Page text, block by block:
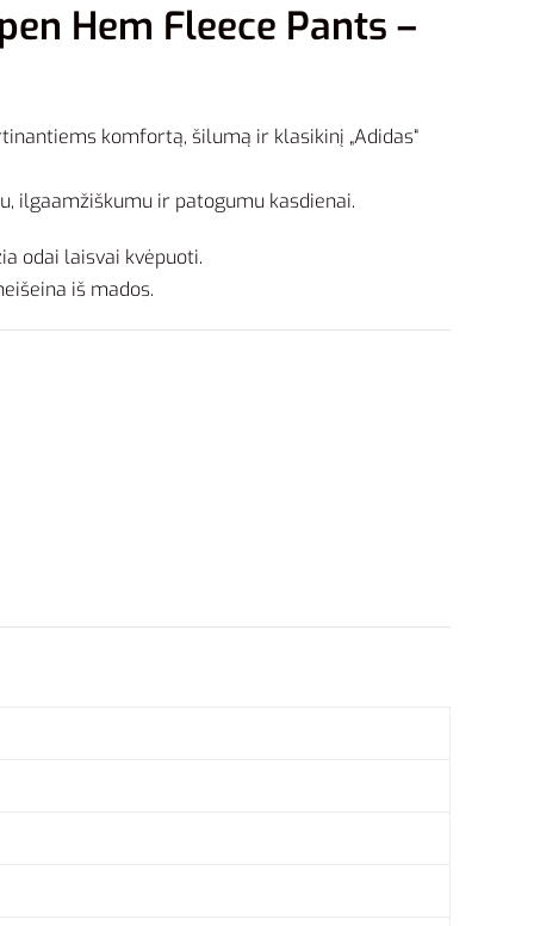
Hem Fleece Pants –
komfortą, šilumą ir klasikinį „Adidas“
ilgaamžiškumu ir patogumu kasdienai.
odai laisvai kvėpuoti.
iš mados.